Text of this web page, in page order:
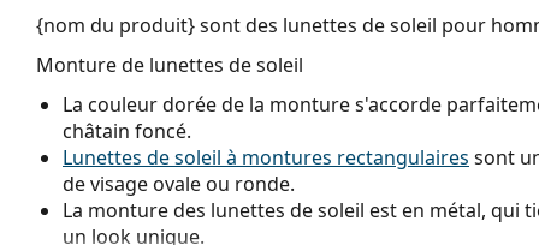
{nom du produit}sont des lunettes de soleil pour
Monture de lunettes de soleil
La couleur dorée de la monture s'accorde
châtain foncé.
Lunettes de soleil à montures rectangulaires sont
de visage ovale ou ronde.
La monture des lunettes de soleil est en métal,
un look unique.